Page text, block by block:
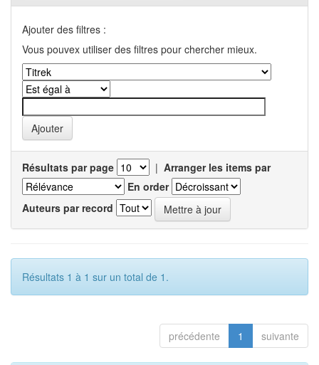
Ajouter des filtres :
Vous pouvex utiliser des filtres pour chercher mieux.
Résultats par page | Arranger les items par
En order
Auteurs par record
Résultats 1 à 1 sur un total de 1.
précédente 1 suivante